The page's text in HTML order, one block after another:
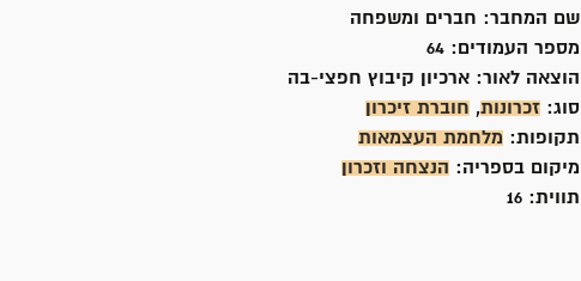
שם המחבר: חברים ומשפחה
מספר העמודים: 64
הוצאה לאור: ארכיון קיבוץ חפצי-בה
סוג: זכרונות, חוברת זיכרון
תקופות: מלחמת העצמאות
מיקום בספריה: הנצחה וזכרון
תווית: 16